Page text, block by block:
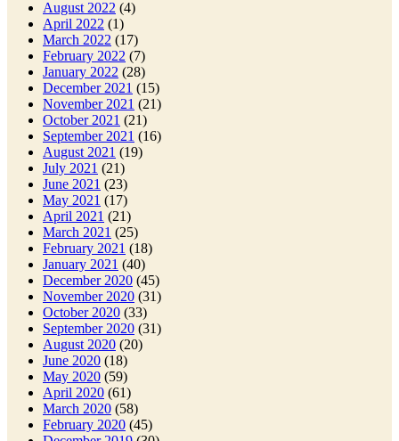
August 2022 (4)
April 2022 (1)
March 2022 (17)
February 2022 (7)
January 2022 (28)
December 2021 (15)
November 2021 (21)
October 2021 (21)
September 2021 (16)
August 2021 (19)
July 2021 (21)
June 2021 (23)
May 2021 (17)
April 2021 (21)
March 2021 (25)
February 2021 (18)
January 2021 (40)
December 2020 (45)
November 2020 (31)
October 2020 (33)
September 2020 (31)
August 2020 (20)
June 2020 (18)
May 2020 (59)
April 2020 (61)
March 2020 (58)
February 2020 (45)